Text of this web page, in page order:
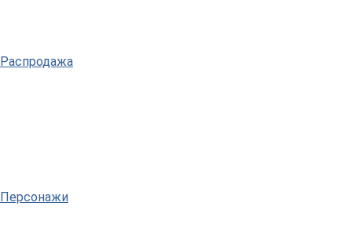
Распродажа
Персонажи